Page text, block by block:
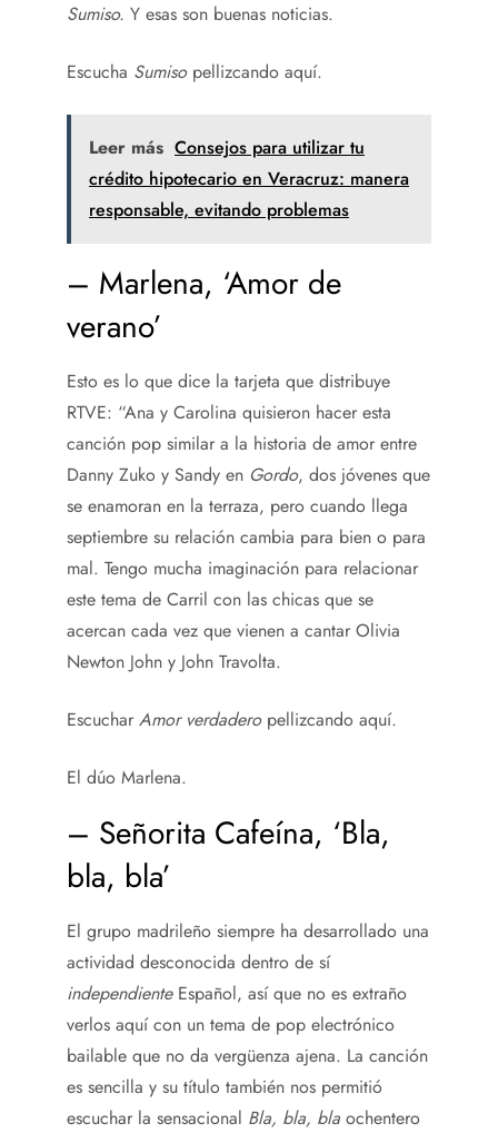
Sumiso. Y esas son buenas noticias.
Escucha Sumisopellizcando aquí.
Leer más Consejos para utilizar tu
crédito hipotecario en Veracruz: manera
responsable, evitando problemas
– Marlena, ‘Amor de
verano’
Esto es lo que dice la tarjeta que distribuye
RTVE: “Ana y Carolina quisieron hacer esta
canción pop similar a la historia de amor entre
Danny Zuko y Sandy en Gordo, dos jóvenes que
se enamoran en la terraza, pero cuando llega
septiembre su relación cambia para bien o para
mal. Tengo mucha imaginación para relacionar
este tema de Carril con las chicas que se
acercan cada vez que vienen a cantar Olivia
Newton John y John Travolta.
Escuchar Amor verdaderopellizcando aquí.
El dúo Marlena.
– Señorita Cafeína, ‘Bla,
bla, bla’
El grupo madrileño siempre ha desarrollado una
actividad desconocida dentro de sí
independienteEspañol, así que no es extraño
verlos aquí con un tema de pop electrónico
bailable que no da vergüenza ajena. La canción
es sencilla y su título también nos permitió
escuchar la sensacional Bla, bla, bla ochentero